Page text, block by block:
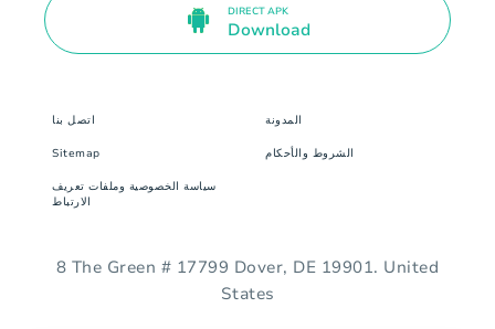
DIRECT APK
Download
اتصل بنا المدونة
Sitemap الشروط والأحكام
سياسة الخصوصية وملفات تعريف
الارتباط
8 The Green # 17799 Dover, DE 19901. United
States